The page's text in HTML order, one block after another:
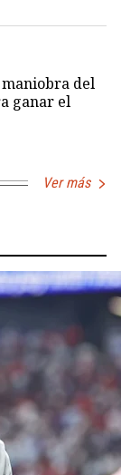
del
ganar el
Ver más